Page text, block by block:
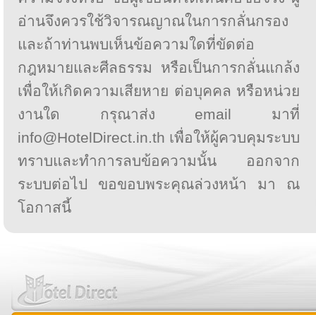
อ่านจึงควรใช้วิจารณญาณในการกลั่นกรอง
และถ้าท่านพบเห็นข้อความใดที่ขัดต่อ
กฎหมายและศีลธรรม หรือเป็นการกลั่นแกล้ง
เพื่อให้เกิดความเสียหาย ต่อบุคคล หรือหน่วย
งานใด กรุณาส่ง email มาที่
info@HotelDirect.in.th เพื่อให้ผู้ควบคุมระบบ
ทราบและทำการลบข้อความนั้น ออกจาก
ระบบต่อไป ขอขอบพระคุณล่วงหน้า มา ณ
โอกาสนี้